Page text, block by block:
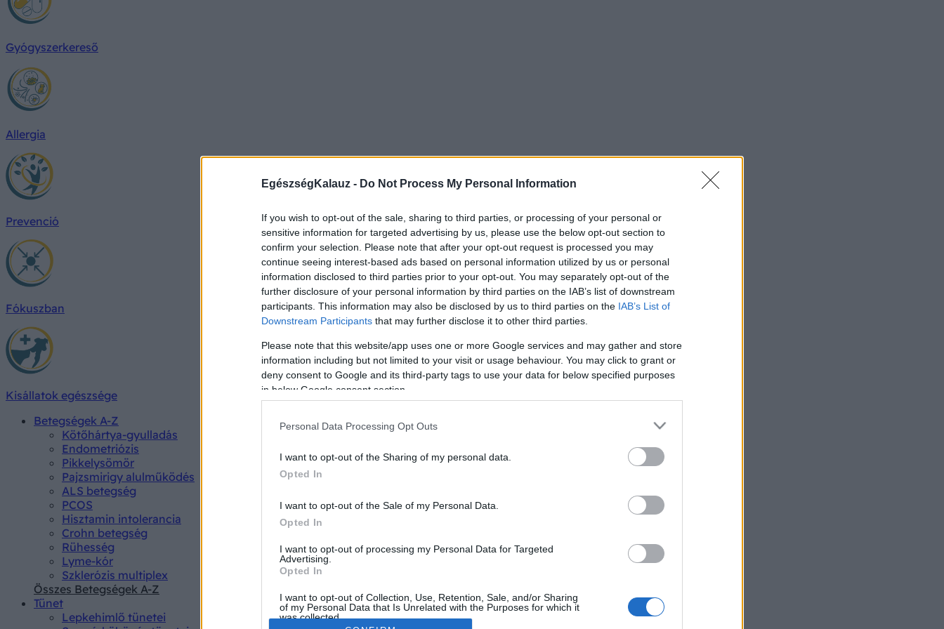
EgészségKalauz - Do Not Process My Personal Information
If you wish to opt-out of the sale, sharing to third parties, or processing of your personal or
sensitive information for targeted advertising by us, please use the below opt-out section to
confirm your selection. Please note that after your opt-out request is processed you may
continue seeing interest-based ads based on personal information utilized by us or personal
information disclosed to third parties prior to your opt-out. You may separately opt-out of the
further disclosure of your personal information by third parties on the IAB’s list of downstream
participants. This information may also be disclosed by us to third parties on the IAB’s List of
Downstream Participants that may further disclose it to other third parties.
Please note that this website/app uses one or more Google services and may gather and store
information including but not limited to your visit or usage behaviour. You may click to grant or
deny consent to Google and its third-party tags to use your data for below specified purposes
in below Google consent section.
Personal Data Processing Opt Outs
I want to opt-out of the Sharing of my personal data.
Opted In
I want to opt-out of the Sale of my Personal Data.
Opted In
I want to opt-out of processing my Personal Data for Targeted
Advertising.
Opted In
I want to opt-out of Collection, Use, Retention, Sale, and/or Sharing
of my Personal Data that Is Unrelated with the Purposes for which it
was collected.
Gyógyszerkereső
Allergia
Prevenció
Fókuszban
Kisállatok egészsége
Betegségek A-Z
Kötőhártya-gyulladás
Endometriózis
Pikkelysömör
Pajzsmirigy alulműködés
ALS betegség
PCOS
Hisztamin intolerancia
Crohn betegség
Rühesség
Lyme-kór
Szklerózis multiplex
Összes Betegségek A-Z
Tünet
Lepkehimlő tünetei